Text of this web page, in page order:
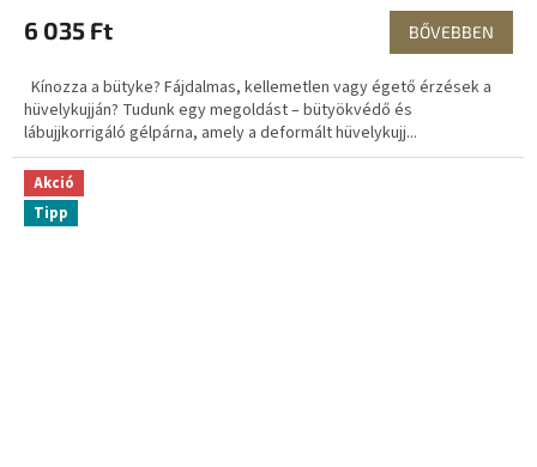
6 035 Ft BŐVEBBEN
Kínozza a bütyke? Fájdalmas, kellemetlen vagy égető érzések a
hüvelykujján? Tudunk egy megoldást – bütyökvédő és
lábujjkorrigáló gélpárna, amely a deformált hüvelykujj...
Akció
Tipp